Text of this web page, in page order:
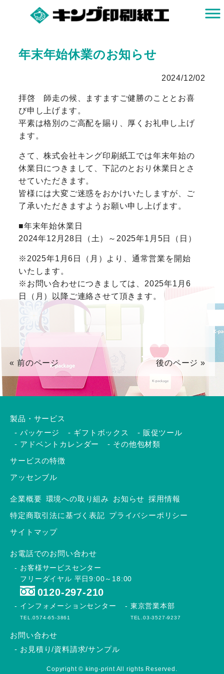
年末年始休業のお知らせ
2024/12/02
拝啓 師走の候、ますますご健勝のこととお喜
び申し上げます。
平素は格別のご高配を賜り、厚くお礼申し上げ
ます。
さて、株式会社キング印刷紙工では年末年始の
休業日につきまして、下記のとおり休業日とさ
せていただきます。
皆様には大変ご迷惑をおかけいたしますが、ご
了承いただきますようお願い申し上げます。
■年末年始休業日
2024年12月28日（土）～2025年1月5日（日）
※2025年1月6日（月）より、通常営業を開始
いたします。
※お問い合わせにつきましては、2025年1月6
日（月）以降ご連絡させて頂きます。
« 前のページ 後のページ »
製品・サービス
パッケージ
ギフトボックス
販促ツール
アドベントカレンダー
その他包材類
サービスの特徴
アッセンブル
企業概要 環境への取り組み お知らせ 採用情報
特定商取引法に基づく表記 プライバシーポリシー
サイトマップ
お電話でのお問い合わせ
お客様サービスセンター
フリーダイヤル 平日9:00～18:00
0120-297-210
インフォメーションセンター
TEL.0574-65-3861
東京営業本部
TEL.03-3527-9237
お問い合わせ
お見積り/資料請求/サンプル
Copyright © king-print All rights Reserved.